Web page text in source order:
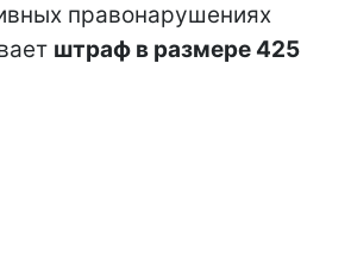
правонарушениях
штраф в размере 425